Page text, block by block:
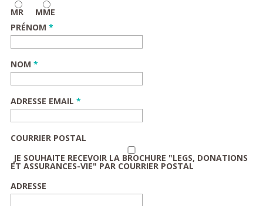
MR
MME
PRÉNOM *
NOM *
ADRESSE EMAIL *
COURRIER POSTAL
JE SOUHAITE RECEVOIR LA BROCHURE "LEGS, DONATIONS
ET ASSURANCES-VIE" PAR COURRIER POSTAL
ADRESSE